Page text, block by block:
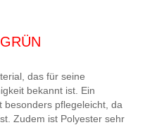
das für seine
bekannt ist. Ein
besonders pflegeleicht, da
Zudem ist Polyester sehr